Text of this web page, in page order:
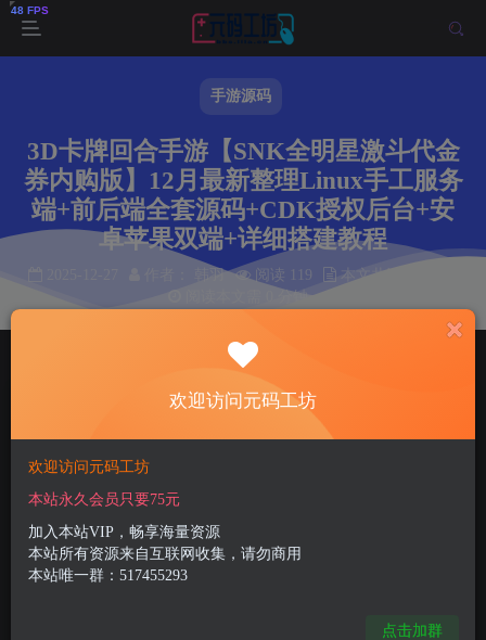
手游源码
3D卡牌回合手游【SNK全明星激斗代金
券内购版】12月最新整理Linux手工服务
端+前后端全套源码+CDK授权后台+安
卓苹果双端+详细搭建教程
作者： 韩羽 阅读 119
本文共计 0 个字
阅读本文需 0 分钟
此内容为付费资源，请付费后查看
付费资源
欢迎访问元码工坊
欢迎访问元码工坊
本站永久会员只要75元
加入本站VIP，畅享海量资源
本站所有资源来自互联网收集，请勿商用
本站唯一群：517455293
点击加群